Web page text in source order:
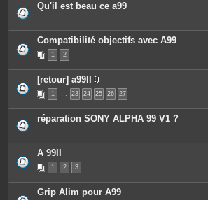
t
Qu'il est beau ce a99
Compatibilité objectifs avec A99
1 2
[retour] a99II
P
i
c
e
o
1 … 23 24 25 26 27
réparation SONY ALPHA 99 V1 ?
A 99II
1 2 3
Grip Alim pour A99